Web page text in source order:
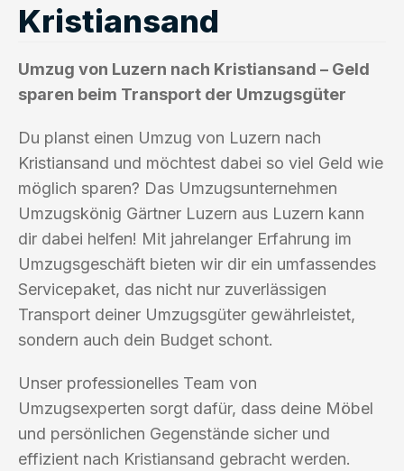
Kristiansand
Umzug von Luzern nach Kristiansand – Geld
sparen beim Transport der Umzugsgüter
Du planst einen Umzug von Luzern nach
Kristiansand und möchtest dabei so viel Geld wie
möglich sparen? Das Umzugsunternehmen
Umzugskönig Gärtner Luzern aus Luzern kann
dir dabei helfen! Mit jahrelanger Erfahrung im
Umzugsgeschäft bieten wir dir ein umfassendes
Servicepaket, das nicht nur zuverlässigen
Transport deiner Umzugsgüter gewährleistet,
sondern auch dein Budget schont.
Unser professionelles Team von
Umzugsexperten sorgt dafür, dass deine Möbel
und persönlichen Gegenstände sicher und
effizient nach Kristiansand gebracht werden.